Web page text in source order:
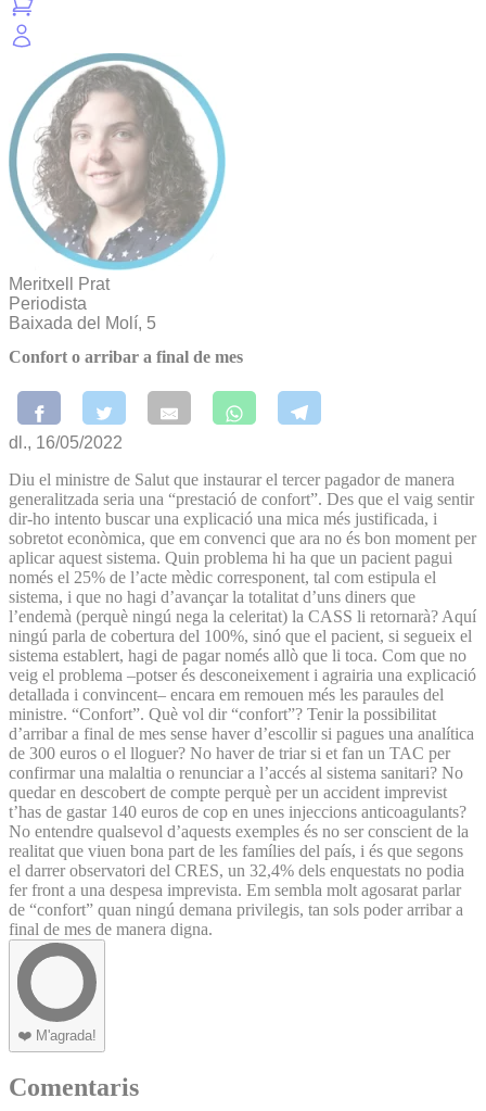
Meritxell Prat
Periodista
Baixada del Molí, 5
Confort o arribar a final de mes
dl., 16/05/2022
Diu el ministre de Salut que instaurar el tercer pagador de manera
generalitzada seria una “prestació de confort”. Des que el vaig sentir
dir-ho intento buscar una explicació una mica més justificada, i
sobretot econòmica, que em convenci que ara no és bon moment per
aplicar aquest sistema. Quin problema hi ha que un pacient pagui
només el 25% de l’acte mèdic corresponent, tal com estipula el
sistema, i que no hagi d’avançar la totalitat d’uns diners que
l’endemà (perquè ningú nega la celeritat) la CASS li retornarà? Aquí
ningú parla de cobertura del 100%, sinó que el pacient, si segueix el
sistema establert, hagi de pagar només allò que li toca. Com que no
veig el problema –potser és desconeixement i agrairia una explicació
detallada i convincent– encara em remouen més les paraules del
ministre. “Confort”. Què vol dir “confort”? Tenir la possibilitat
d’arribar a final de mes sense haver d’escollir si pagues una analítica
de 300 euros o el lloguer? No haver de triar si et fan un TAC per
confirmar una malaltia o renunciar a l’accés al sistema sanitari? No
quedar en descobert de compte perquè per un accident imprevist
t’has de gastar 140 euros de cop en unes injeccions anticoagulants?
No entendre qualsevol d’aquests exemples és no ser conscient de la
realitat que viuen bona part de les famílies del país, i és que segons
el darrer observatori del CRES, un 32,4% dels enquestats no podia
fer front a una despesa imprevista. Em sembla molt agosarat parlar
de “confort” quan ningú demana privilegis, tan sols poder arribar a
final de mes de manera digna.
❤️ M'agrada!
Comentaris